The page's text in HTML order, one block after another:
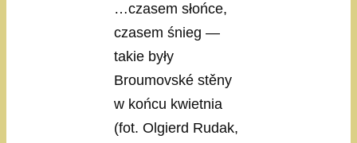
…czasem słońce,
czasem śnieg —
takie były
Broumovské stěny
w końcu kwietnia
(fot. Olgierd Rudak,